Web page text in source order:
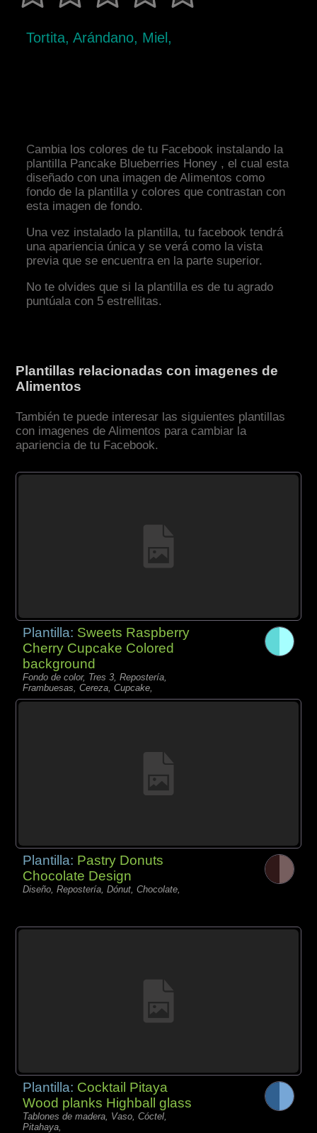
Tortita, Arándano, Miel,
Cambia los colores de tu Facebook instalando la
plantilla Pancake Blueberries Honey , el cual esta
diseñado con una imagen de Alimentos como
fondo de la plantilla y colores que contrastan con
esta imagen de fondo.
Una vez instalado la plantilla, tu facebook tendrá
una apariencia única y se verá como la vista
previa que se encuentra en la parte superior.
No te olvides que si la plantilla es de tu agrado
puntúala con 5 estrellitas.
Plantillas relacionadas con imagenes de
Alimentos
También te puede interesar las siguientes plantillas
con imagenes de Alimentos para cambiar la
apariencia de tu Facebook.
Plantilla: Sweets Raspberry
Cherry Cupcake Colored
background
Fondo de color, Tres 3, Repostería,
Frambuesas, Cereza, Cupcake,
Plantilla: Pastry Donuts
Chocolate Design
Diseño, Repostería, Dónut, Chocolate,
Plantilla: Cocktail Pitaya
Wood planks Highball glass
Tablones de madera, Vaso, Cóctel,
Pitahaya,